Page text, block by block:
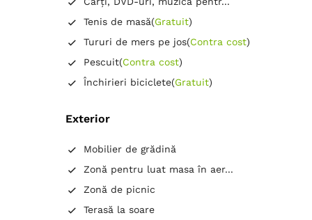
Proprie - Duș
Baie 2
Proprie - Duș
Baie 4
Baie 5
Proprie - Duș
Baie 7
Proprie - Duș
Tenis de masă(Gratuit)
Tururi de mers pe jos(Contra cost)
Pescuit(Contra cost)
Închirieri biciclete(Gratuit)
Exterior
Mobilier de grădină
Zonă pentru luat masa în aer...
Zonă de picnic
Terasă la soare